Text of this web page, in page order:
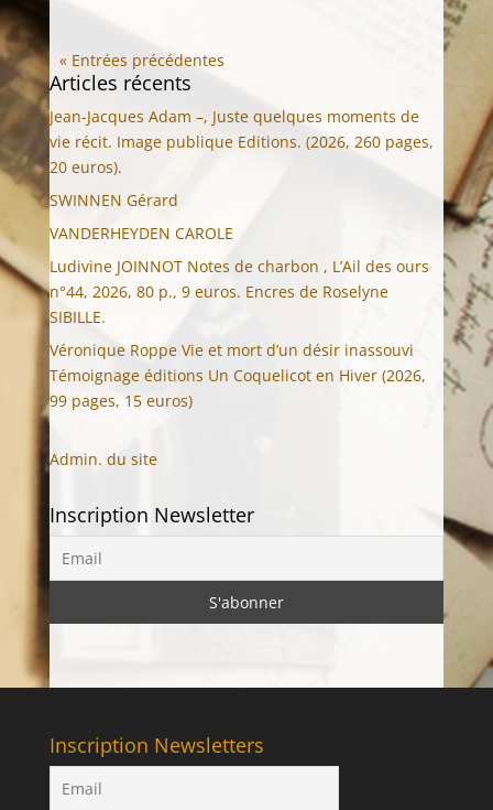
« Entrées précédentes
Articles récents
Jean-Jacques Adam –, Juste quelques moments de
vie récit. Image publique Editions. (2026, 260 pages,
20 euros).
SWINNEN Gérard
VANDERHEYDEN CAROLE
Ludivine JOINNOT Notes de charbon , L’Ail des ours
n°44, 2026, 80 p., 9 euros. Encres de Roselyne
SIBILLE.
Véronique Roppe Vie et mort d’un désir inassouvi
Témoignage éditions Un Coquelicot en Hiver (2026,
99 pages, 15 euros)
Admin. du site
Inscription Newsletter
Inscription Newsletters